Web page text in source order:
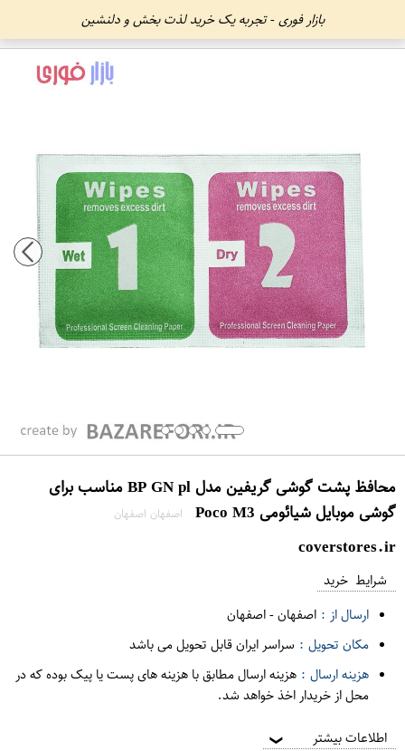
بازار فوری - تجربه یک خرید لذت بخش و دلنشین
محافظ پشت گوشی گریفین مدل BP GN pl مناسب برای
گوشی موبایل شیائومی Poco M3
اصفهان اصفهان
coverstores.ir
شرایط خرید
ارسال از : اصفهان-اصفهان
مکان تحویل : سراسر ایران قابل تحویل می باشد
هزینه ارسال : هزینه ارسال مطابق با هزینه های پست یا پیک بوده که در
محل از خریدار اخذ خواهد شد.
اطلاعات بیشتر ❯